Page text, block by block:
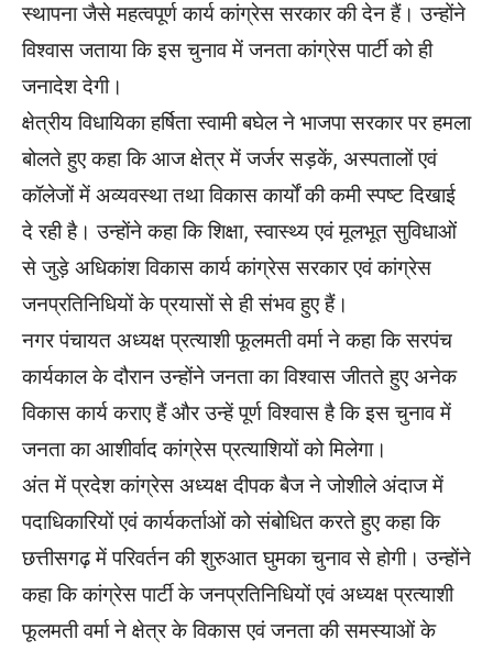
स्थापना जैसे महत्वपूर्ण कार्य कांग्रेस सरकार की देन हैं। उन्होंने
विश्वास जताया कि इस चुनाव में जनता कांग्रेस पार्टी को ही
जनादेश देगी।
क्षेत्रीय विधायिका हर्षिता स्वामी बघेल ने भाजपा सरकार पर हमला
बोलते हुए कहा कि आज क्षेत्र में जर्जर सड़कें, अस्पतालों एवं
कॉलेजों में अव्यवस्था तथा विकास कार्यों की कमी स्पष्ट दिखाई
दे रही है। उन्होंने कहा कि शिक्षा, स्वास्थ्य एवं मूलभूत सुविधाओं
से जुड़े अधिकांश विकास कार्य कांग्रेस सरकार एवं कांग्रेस
जनप्रतिनिधियों के प्रयासों से ही संभव हुए हैं।
नगर पंचायत अध्यक्ष प्रत्याशी फूलमती वर्मा ने कहा कि सरपंच
कार्यकाल के दौरान उन्होंने जनता का विश्वास जीतते हुए अनेक
विकास कार्य कराए हैं और उन्हें पूर्ण विश्वास है कि इस चुनाव में
जनता का आशीर्वाद कांग्रेस प्रत्याशियों को मिलेगा।
अंत में प्रदेश कांग्रेस अध्यक्ष दीपक बैज ने जोशीले अंदाज में
पदाधिकारियों एवं कार्यकर्ताओं को संबोधित करते हुए कहा कि
छत्तीसगढ़ में परिवर्तन की शुरुआत घुमका चुनाव से होगी। उन्होंने
कहा कि कांग्रेस पार्टी के जनप्रतिनिधियों एवं अध्यक्ष प्रत्याशी
फूलमती वर्मा ने क्षेत्र के विकास एवं जनता की समस्याओं के